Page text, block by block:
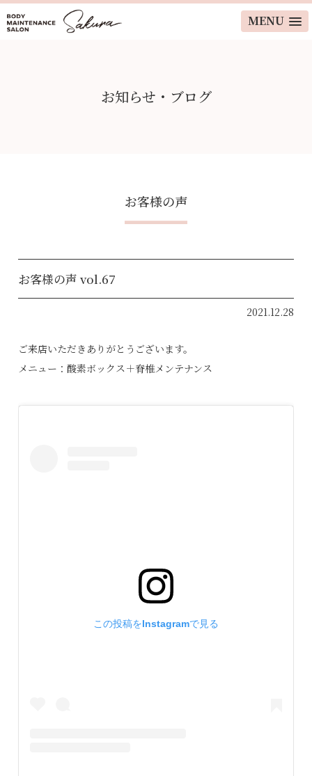
MENU
お知らせ・ブログ
お客様の声
お客様の声 vol.67
2021.12.28
ご来店いただきありがとうございます。
メニュー：酸素ボックス＋脊椎メンテナンス
この投稿をInstagramで見る